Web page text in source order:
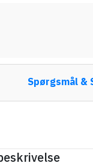
Spørgsmål &